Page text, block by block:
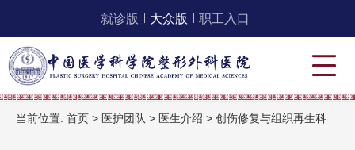
就诊版 大众版 职工入口
当前位置: 首页 > 医护团队 > 医生介绍 > 创伤修复与组织再生科